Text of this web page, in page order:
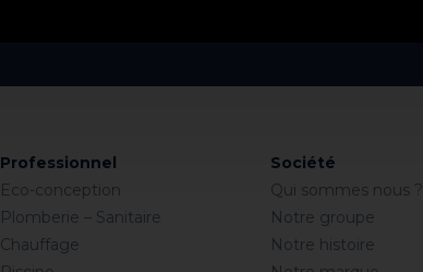
Professionnel
Eco-conception
Plomberie – Sanitaire
Chauffage
Société
Qui sommes nous ?
Notre groupe
Notre histoire